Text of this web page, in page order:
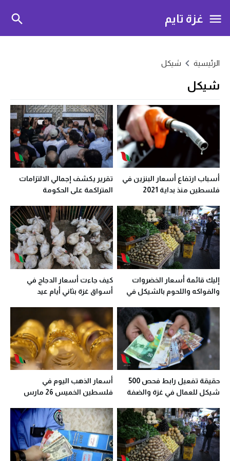
غزة تايم
الرئيسية شيكل
شيكل
أسباب ارتفاع أسعار البنزين في
فلسطين منذ بداية 2021
تقرير يكشف إجمالي الالتزامات
المتراكمة على الحكومة
إليك قائمة أسعار الخضروات
والفواكه واللحوم بالشيكل في
كيف جاءت أسعار الدجاج في
أسواق غزة بثاني أيام عيد
حقيقة تفعيل رابط فحص 500
شيكل للعمال في غزة والضفة
أسعار الذهب اليوم في
فلسطين الخميس 26 مارس